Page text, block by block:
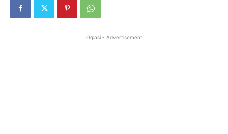
Oglasi - Advertisement